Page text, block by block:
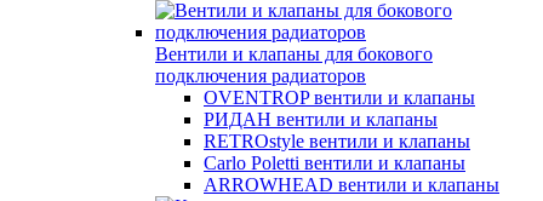
Вентили и клапаны для бокового
подключения радиаторов
OVENTROP вентили и клапаны
РИДАН вентили и клапаны
RETROstyle вентили и клапаны
Carlo Poletti вентили и клапаны
ARROWHEAD вентили и клапаны